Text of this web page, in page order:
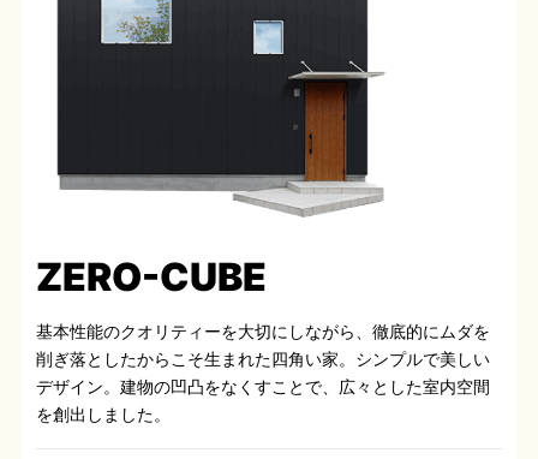
ZERO-CUBE
基本性能のクオリティーを大切にしながら、徹底的にムダを
削ぎ落としたからこそ生まれた四角い家。シンプルで美しい
デザイン。建物の凹凸をなくすことで、広々とした室内空間
を創出しました。